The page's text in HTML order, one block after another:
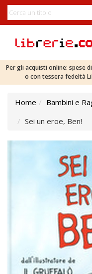
Per gli acquisti online: spese
o con tessera fedeltà
Home Bambini e
Sei un eroe, Ben!